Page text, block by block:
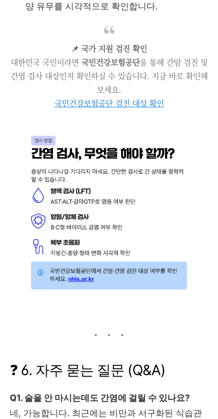
양 유무를 시각적으로 확인합니다.
📌 국가 지원 검진 확인
대한민국 국민이라면 국민건강보험공단을 통해 간암 검진 및
간염 검사 대상인지 확인하실 수 있습니다. 지금 바로 확인해
보세요.
국민건강보험공단 검진 대상 확인
❓ 6. 자주 묻는 질문 (Q&A)
Q1. 술을 안 마시는데도 간염에 걸릴 수 있나요?
네, 가능합니다. 최근에는 비만과 서구화된 식습관